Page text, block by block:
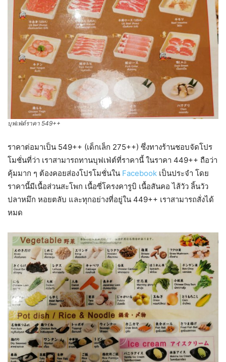
บุฟเฟ่ต์ราคา 549++
ราคาต่อมาเป็น 549++ (เด็กเล็ก 275++) ซึ่งทางร้านชอบจัดโปร
โมชั่นที่ว่า เราสามารถทานบุฟเฟ่ต์ที่ราคานี้ ในราคา 449++ ถือว่า
คุ้มมาก ๆ ต้องคอยส่องโปรโมชั่นใน Facebook เป็นประจำ โดย
ราคานี้มีเนื้อส่วนสะโพก เนื้อซี่โครงคารูบิ เนื้อสันคอ ไส้วัว ลิ้นวัว
ปลาหมึก หอยตลับ และทุกอย่างที่อยู่ใน 449++ เราสามารถสั่งได้
หมด